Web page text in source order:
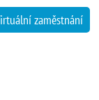
zaměstnání